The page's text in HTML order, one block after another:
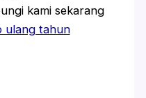
kami sekarang
ulang tahun